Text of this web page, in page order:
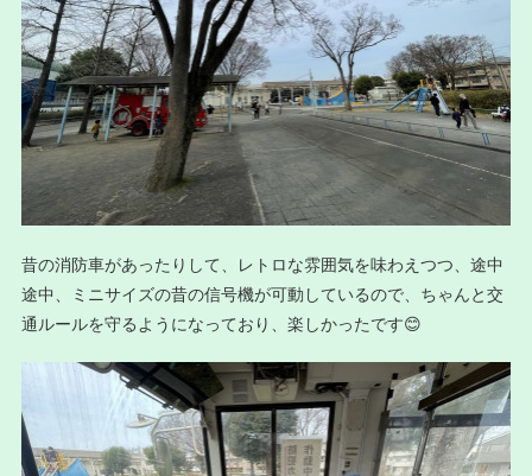
昔の消防車があったりして、レトロな雰囲気を味わえつつ、途中
途中、ミニサイズの昔の信号機が可動しているので、ちゃんと交
通ルールを守るようになっており、楽しかったです😊